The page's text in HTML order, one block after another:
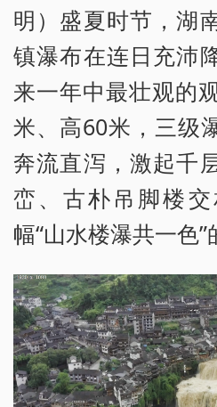
明）盛夏时节，湖
镇瀑布在连日充沛
来一年中最壮观的
米、高60米，三级
奔流直泻，激起千
峦、古朴吊脚楼
幅“山水楼瀑共一色”